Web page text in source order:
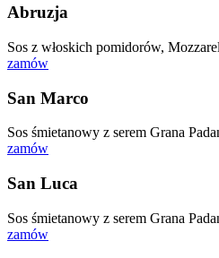
Abruzja
Sos z włoskich pomidorów,
zamów
San Marco
Sos śmietanowy z serem Grana
zamów
San Luca
Sos śmietanowy z serem Grana
zamów